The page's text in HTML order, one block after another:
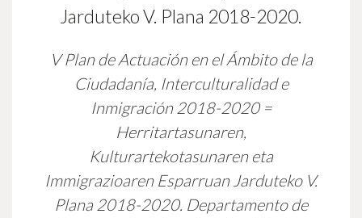
Jarduteko V. Plana 2018-2020.
V Plan de Actuación en el Ámbito de la
Ciudadanía, Interculturalidad e
Inmigración 2018-2020 =
Herritartasunaren,
Kulturartekotasunaren eta
Immigrazioaren Esparruan Jarduteko V.
Plana 2018-2020. Departamento de